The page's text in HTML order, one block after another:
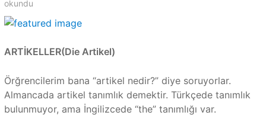
okundu
ARTİKELLER(Die Artikel)
Örğrencilerim bana “artikel nedir?” diye soruyorlar.
Almancada artikel tanımlık demektir. Türkçede tanımlık
bulunmuyor, ama İngilizcede “the” tanımlığı var.